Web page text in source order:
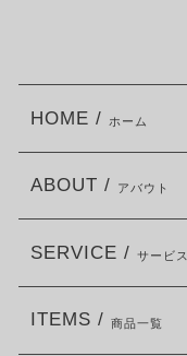
HOME / ホーム
ABOUT / アバウト
SERVICE / サービス
ITEMS / 商品一覧